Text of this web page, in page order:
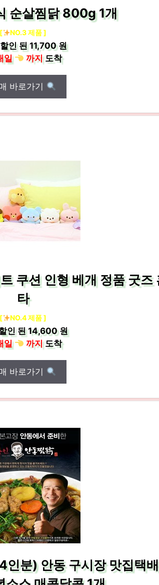
순살찜닭 800g 1개
[ NO.3 제품 ]
인 된11,700 원
일
까지도착
바로가기
쿠션 인형 베개 정품 굿즈
타
[ NO.4 제품 ]
인 된14,600 원
일
까지도착
바로가기
분) 안동 구시장 맛집택